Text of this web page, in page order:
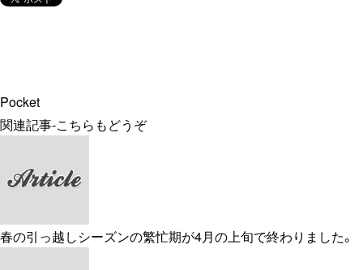
Pocket
関連記事-こちらもどうぞ
春の引っ越しシーズンの繁忙期が4月の上旬で終わりました。